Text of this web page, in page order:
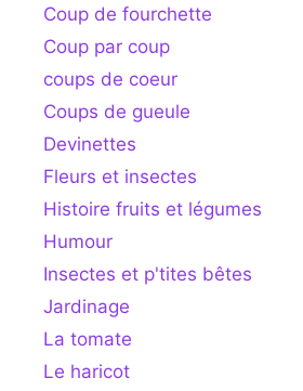
Coup de fourchette
Coup par coup
coups de coeur
Coups de gueule
Devinettes
Fleurs et insectes
Histoire fruits et légumes
Humour
Insectes et p'tites bêtes
Jardinage
La tomate
Le haricot